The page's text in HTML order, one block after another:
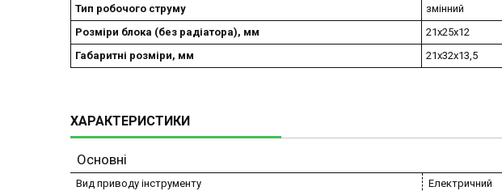
Тип робочого струму
змінний
Розміри блока (без радіатора), мм
21х25х12
Габаритні розміри, мм
21х32х13,5
ХАРАКТЕРИСТИКИ
Основні
Вид приводу інструменту
Електричний